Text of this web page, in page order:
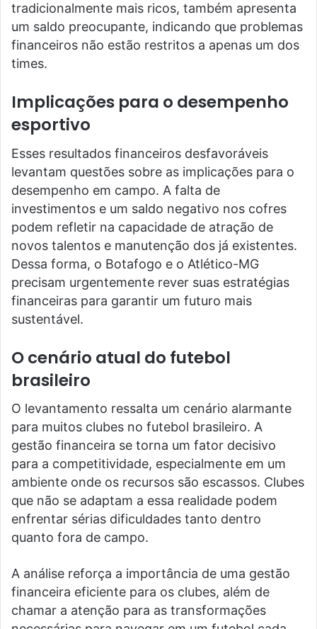
tradicionalmente mais ricos, também apresenta
um saldo preocupante, indicando que problemas
financeiros não estão restritos a apenas um dos
times.
Implicações para o desempenho
esportivo
Esses resultados financeiros desfavoráveis
levantam questões sobre as implicações para o
desempenho em campo. A falta de
investimentos e um saldo negativo nos cofres
podem refletir na capacidade de atração de
novos talentos e manutenção dos já existentes.
Dessa forma, o Botafogo e o Atlético-MG
precisam urgentemente rever suas estratégias
financeiras para garantir um futuro mais
sustentável.
O cenário atual do futebol
brasileiro
O levantamento ressalta um cenário alarmante
para muitos clubes no futebol brasileiro. A
gestão financeira se torna um fator decisivo
para a competitividade, especialmente em um
ambiente onde os recursos são escassos. Clubes
que não se adaptam a essa realidade podem
enfrentar sérias dificuldades tanto dentro
quanto fora de campo.
A análise reforça a importância de uma gestão
financeira eficiente para os clubes, além de
chamar a atenção para as transformações